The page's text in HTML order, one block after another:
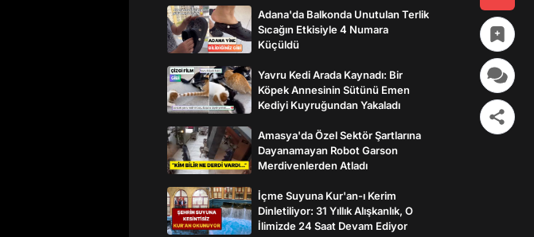
Adana'da Balkonda Unutulan Terlik
Sıcağın Etkisiyle 4 Numara
Küçüldü
Yavru Kedi Arada Kaynadı: Bir
Köpek Annesinin Sütünü Emen
Kediyi Kuyruğundan Yakaladı
Amasya'da Özel Sektör Şartlarına
Dayanamayan Robot Garson
Merdivenlerden Atladı
İçme Suyuna Kur'an-ı Kerim
Dinletiliyor: 31 Yıllık Alışkanlık, O
İlimizde 24 Saat Devam Ediyor